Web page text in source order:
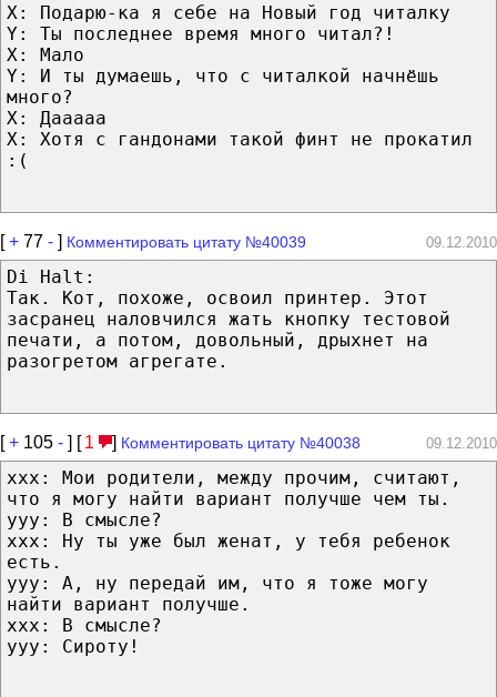
X: Подарю-ка я себе на Новый год читалку
Y: Ты последнее время много читал?!
X: Мало
Y: И ты думаешь, что с читалкой начнёшь
много?
X: Дааааа
X: Хотя с гандонами такой финт не прокатил
:(
[+ 77 - ] Комментировать цитату №40039 09.12.2010
Di Halt:
Так. Кот, похоже, освоил принтер. Этот
засранец наловчился жать кнопку тестовой
печати, а потом, довольный, дрыхнет на
разогретом агрегате.
[+ 105 - ] [ 1 ] Комментировать цитату №40038 09.12.2010
xxх: Мои родители, между прочим, считают,
что я могу найти вариант получше чем ты.
ууу: В смысле?
ххх: Ну ты уже был женат, у тебя ребенок
есть.
ууу: А, ну передай им, что я тоже могу
найти вариант получше.
ххх: В смысле?
ууу: Сироту!